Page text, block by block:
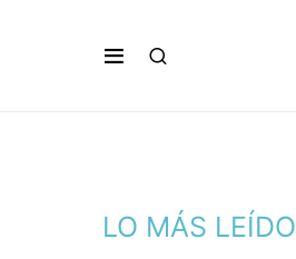
LO MÁS LEÍDO